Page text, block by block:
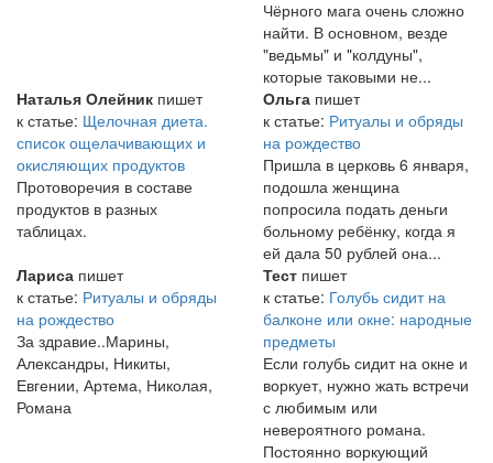
Чёрного мага очень сложно
найти. В основном, везде
"ведьмы" и "колдуны",
которые таковыми не...
Наталья Олейник пишет
к статье: Щелочная диета.
список ощелачивающих и
окисляющих продуктов
Протоворечия в составе
продуктов в разных
таблицах.
Ольга пишет
к статье: Ритуалы и обряды
на рождество
Пришла в церковь 6 января,
подошла женщина
попросила подать деньги
больному ребёнку, когда я
ей дала 50 рублей она...
Лариса пишет
к статье: Ритуалы и обряды
на рождество
За здравие..Марины,
Александры, Никиты,
Евгении, Артема, Николая,
Романа
Тест пишет
к статье: Голубь сидит на
балконе или окне: народные
предметы
Если голубь сидит на окне и
воркует, нужно жать встречи
с любимым или
невероятного романа.
Постоянно воркующий